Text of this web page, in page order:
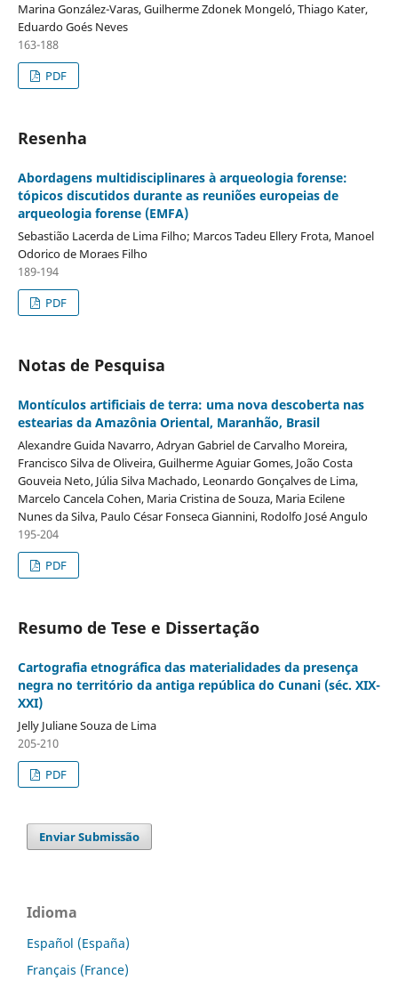
Marina González-Varas, Guilherme Zdonek Mongeló, Thiago Kater,
Eduardo Goés Neves
163-188
PDF
Resenha
Abordagens multidisciplinares à arqueologia forense:
tópicos discutidos durante as reuniões europeias de
arqueologia forense (EMFA)
Sebastião Lacerda de Lima Filho; Marcos Tadeu Ellery Frota, Manoel
Odorico de Moraes Filho
189-194
PDF
Notas de Pesquisa
Montículos artificiais de terra: uma nova descoberta nas
estearias da Amazônia Oriental, Maranhão, Brasil
Alexandre Guida Navarro, Adryan Gabriel de Carvalho Moreira,
Francisco Silva de Oliveira, Guilherme Aguiar Gomes, João Costa
Gouveia Neto, Júlia Silva Machado, Leonardo Gonçalves de Lima,
Marcelo Cancela Cohen, Maria Cristina de Souza, Maria Ecilene
Nunes da Silva, Paulo César Fonseca Giannini, Rodolfo José Angulo
195-204
PDF
Resumo de Tese e Dissertação
Cartografia etnográfica das materialidades da presença
negra no território da antiga república do Cunani (séc. XIX-
XXI)
Jelly Juliane Souza de Lima
205-210
PDF
Enviar Submissão
Idioma
Español (España)
Français (France)